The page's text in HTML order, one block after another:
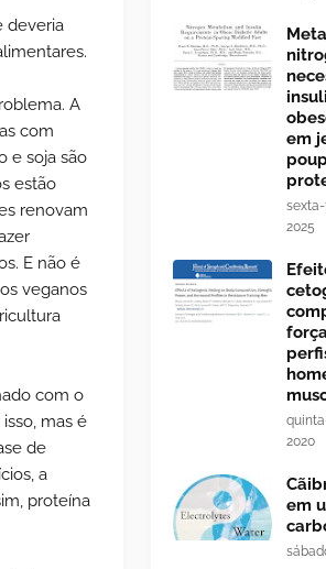
deveria
A
com
e soja são
estão
renovam
E não é
veganos
com o
mas é
de
a
proteína
em
sexta-
2025
2020
em